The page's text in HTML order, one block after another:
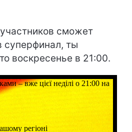
сможет
суперфинал, ты
воскресенье в 21:00.